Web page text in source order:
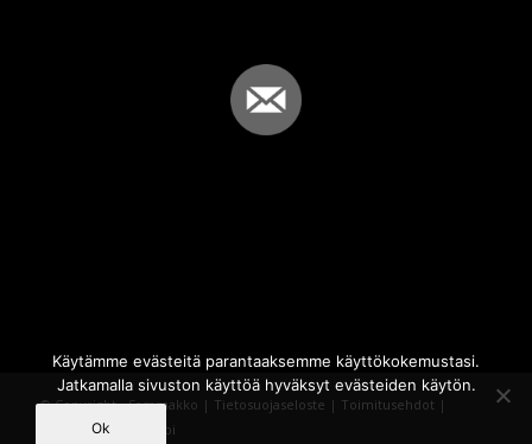
© Copyright - Sammakko | Tietosuojaseloste | Toimitusehdot |
Powered by
iQWebbi
Käytämme evästeitä parantaaksemme käyttökokemustasi.
Jatkamalla sivuston käyttöä hyväksyt evästeiden käytön.
Ok